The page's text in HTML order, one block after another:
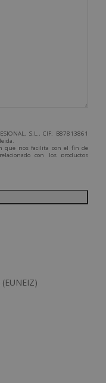
S.L., CIF: B87813861
que nos facilita con el fin de
con los productos
email):